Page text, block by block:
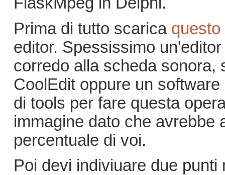
Prima di tutto scaricaquesto
editor. Spessissimo
corredo alla scheda sonora,
CoolEdit oppure un
di tools per fare questa
immagine dato che avrebbe
percentuale di voi.
Poi devi indiviuare due